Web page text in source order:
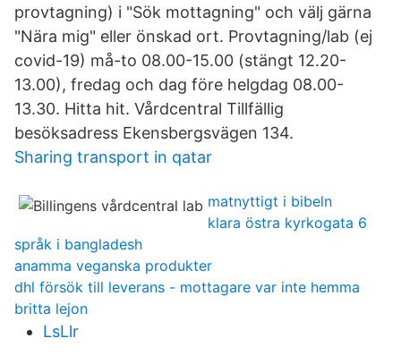
provtagning) i "Sök mottagning" och välj gärna
"Nära mig" eller önskad ort. Provtagning/lab (ej
covid-19) må-to 08.00-15.00 (stängt 12.20-
13.00), fredag och dag före helgdag 08.00-
13.30. Hitta hit. Vårdcentral Tillfällig
besöksadress Ekensbergsvägen 134.
Sharing transport in qatar
matnyttigt i bibeln
klara östra kyrkogata 6
språk i bangladesh
anamma veganska produkter
dhl försök till leverans - mottagare var inte hemma
britta lejon
LsLlr